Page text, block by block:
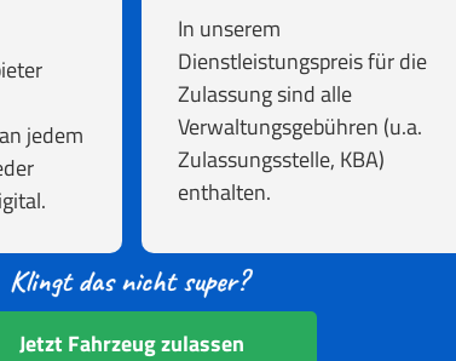
jedem
In unserem
Dienstleistungspreis für die
Zulassung sind alle
Verwaltungsgebühren (u.a.
Zulassungsstelle, KBA)
enthalten.
Jetzt Fahrzeug zulassen